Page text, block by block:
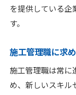
を提供している
す。
施工管理職に求
施工管理職は常に
め、新しいスキル